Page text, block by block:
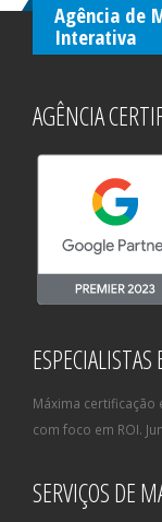
Agência de
Interativa
AGÊNCIA
Máxima certificação
com foco em ROI.
SERVIÇOS DE